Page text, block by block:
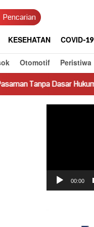
Pencarian
KESEHATAN COVID-19
Otomotif Peristiwa
Hukum Picu Keresahan
00:00